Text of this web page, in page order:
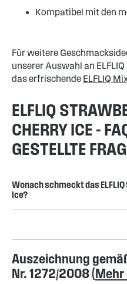
Kompatibel mit den
Für weitere
unserer Auswahl an
das erfrischende ELFLIQ
ELFLIQ
CHERRY ICE -
GESTELLTE
Wonach schmeckt das
Ice?
Auszeichnung
Nr. 1272/2008 (